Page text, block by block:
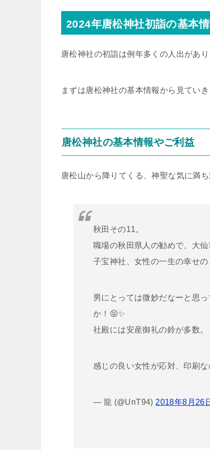
2024年唐松神社初詣の基本
唐松神社の初詣は例年多くの人出があり
まずは唐松神社の基本情報から見ていき
唐松神社の基本情報やご利益
唐松山から降りてくる、神聖な気に満ち
秋田その11。
職場の秋田県人の勧めで、大仙
子宝神社、女性の一生の幸せ
男にとっては微妙だなーと思
か！😝✨
社殿には安産御礼の鈴が多数。
感じの良い女性が応対、印刷
— 龍 (@UnT94) 2018年8月26